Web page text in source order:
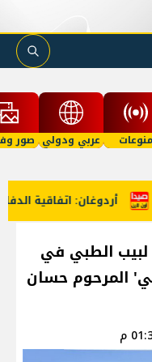
منوعات عربي ودولي صور
أردوغان: اتفاقية
لبيب الطبي في
المرحوم حسان